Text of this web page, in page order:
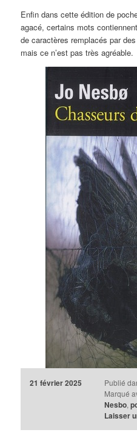
Enfin dans cette édition de
agacé, certains mots
de caractères remplacés par
mais ce n’est pas très agréable.
21 février 2025 Publié
Marqué
Nesbo,
Laisser